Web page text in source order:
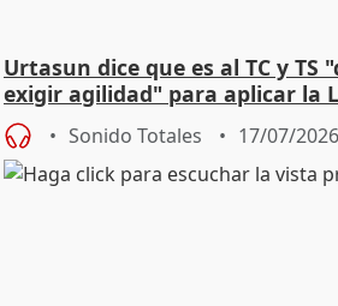
Urtasun dice que es al TC y TS
exigir agilidad" para aplicar la
Sonido Totales 17/07/2026